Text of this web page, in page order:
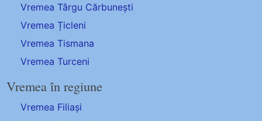
Vremea Târgu Cărbunești
Vremea Țicleni
Vremea Tismana
Vremea Turceni
Vremea în regiune
Vremea Filiași